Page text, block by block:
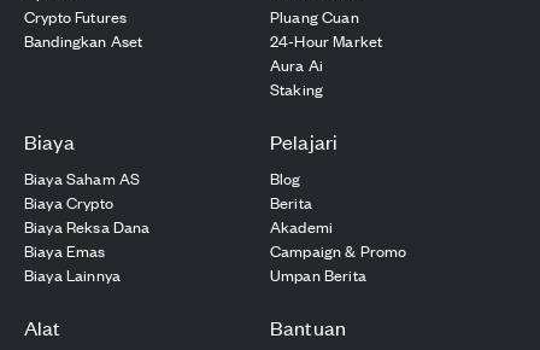
Crypto Futures
Bandingkan Aset
Pluang Cuan
24-Hour Market
Aura Ai
Staking
Biaya
Biaya Saham AS
Biaya Crypto
Biaya Reksa Dana
Biaya Emas
Biaya Lainnya
Pelajari
Blog
Berita
Akademi
Campaign & Promo
Umpan Berita
Alat Bantuan